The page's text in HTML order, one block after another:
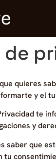
quieres
y el
te
y
saber que
tu